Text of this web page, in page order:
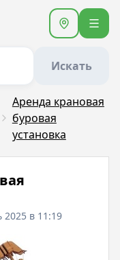
Искать
Аренда крановая
буровая
установка
2025 в 11:19